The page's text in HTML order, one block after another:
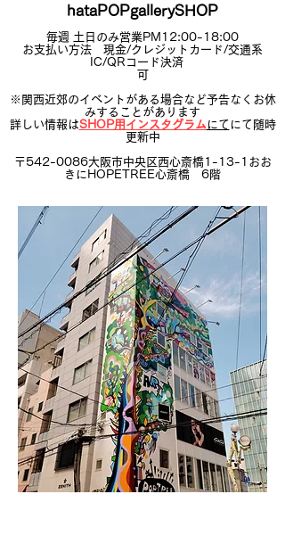
hataPOPgallerySHOP
毎週 土日のみ営業PM12:00-18:00
お支払い方法 現金/クレジットカード/交通系
IC/QRコード決済
可
※関西近郊のイベントがある場合など予告なくお休
みすることがあります
詳しい情報はSHOP用インスタグラムにてにて随時
更新中
〒542-0086大阪市中央区西心斎橋1-13-1おお
きにHOPETREE心斎橋 6階